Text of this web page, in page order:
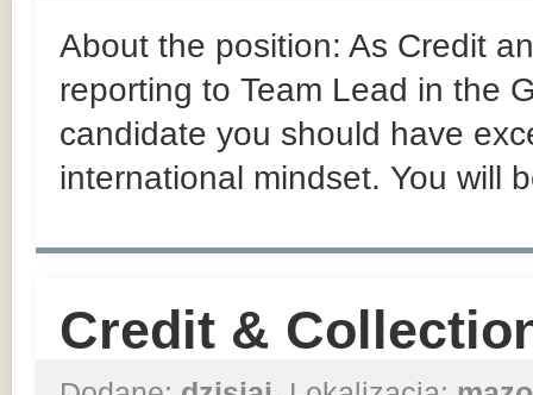
About the position: As Credit
reporting to Team Lead in the
candidate you should have
international mindset. You will
Credit &